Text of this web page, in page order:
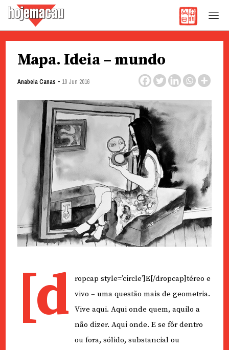
Mapa. Ideia – mundo
Anabela Canas - 10 Jun 2016
[d
ropcap style=’circle’]E[/dropcap]téreo e
vivo – uma questão mais de geometria.
Vive aqui. Aqui onde quem, aquilo a
não dizer. Aqui onde. E se fôr dentro
ou fora, sólido, substancial ou